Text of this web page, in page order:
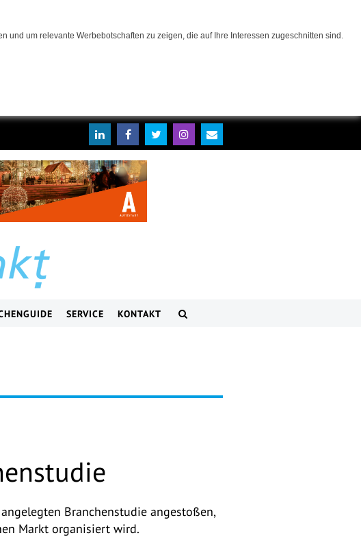
um relevante Werbebotschaften zu zeigen, die auf Ihre Interessen zugeschnitten sind.
SERVICE KONTAKT
Branchenstudie angestoßen,
Markt organisiert wird.